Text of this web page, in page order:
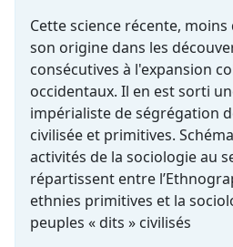
Cette science récente, moins
son origine dans les
consécutives à l'expansion
occidentaux. Il en est sorti
impérialiste de ségrégation
civilisée et primitives.
activités de la sociologie au
répartissent entre
ethnies primitives et la
peuples « dits » civilisés